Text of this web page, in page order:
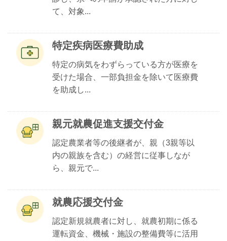
て、対象...
特定疾病医療費助成
特定の病気をわずらっている方が医療を
受けた場合、一部負担金を除いて医療費
を助成し...
親元就農促進支援交付金
認定農業者等の後継者が、親（3親等以
内の親族を含む）の経営に従事しなが
ら、親元で...
就農応援交付金
認定新規就農者に対し、就農初期に係る
運転資金、機械・施設の整備費等に活用